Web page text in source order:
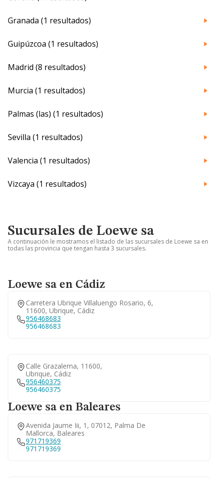
Granada (1 resultados)
Guipúzcoa (1 resultados)
Madrid (8 resultados)
Murcia (1 resultados)
Palmas (las) (1 resultados)
Sevilla (1 resultados)
Valencia (1 resultados)
Vizcaya (1 resultados)
Sucursales de Loewe sa
A continuación le mostramos el listado de las sucursales de Loewe sa en
todas las provincia que tengan hasta 3 sucursales.
Loewe sa en Cádiz
Carretera Ubrique Villaluengo Rosario, 6,
11600, Ubrique, Cádiz
956468683
956468683
Calle Grazalema, 11600,
Ubrique, Cádiz
956460375
956460375
Loewe sa en Baleares
Avenida Jaume Iii, 1, 07012, Palma De
Mallorca, Baleares
971719369
971719369